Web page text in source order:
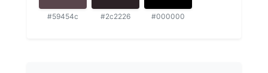
#59454c #2c2226 #000000